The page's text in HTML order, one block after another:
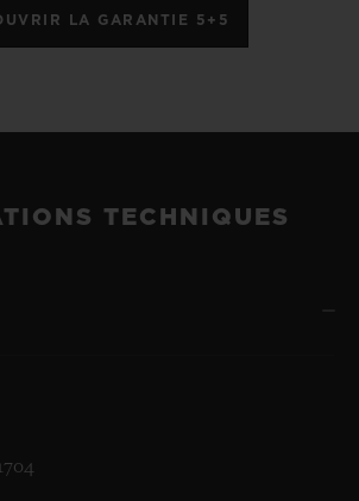
LA GARANTIE 5+5
TECHNIQUES